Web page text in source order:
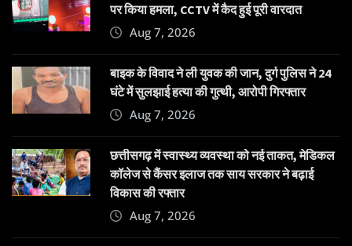
पर किया हमला, CCTV में कैद हुई पूरी वारदात
Aug 7, 2026
बाइक के विवाद ने ली युवक की जान, दुर्ग पुलिस ने 24
घंटे में सुलझाई हत्या की गुत्थी, आरोपी गिरफ्तार
Aug 7, 2026
छत्तीसगढ़ में स्वास्थ्य व्यवस्था को नई ताकत, मेडिकल
कॉलेज से कैंसर इलाज तक साय सरकार ने बढ़ाई
विकास की रफ्तार
Aug 7, 2026